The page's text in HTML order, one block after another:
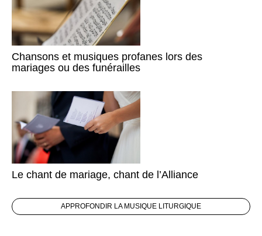
Chansons et musiques profanes lors des
mariages ou des funérailles
Le chant de mariage, chant de l’Alliance
APPROFONDIR LA MUSIQUE LITURGIQUE